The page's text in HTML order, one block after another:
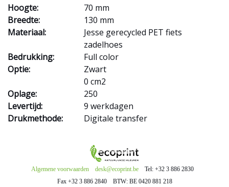
Hoogte:
70 mm
Breedte:
130 mm
Materiaal:
Jesse gerecycled PET fiets
zadelhoes
Bedrukking:
Full color
Optie:
Zwart
0 cm2
Oplage:
250
Levertijd:
9 werkdagen
Drukmethode:
Digitale transfer
Algemene voorwaarden desk@ecoprint.be
Tel: +32 3 886 2830
Fax +32 3 886 2840
BTW: BE 0420 881 218